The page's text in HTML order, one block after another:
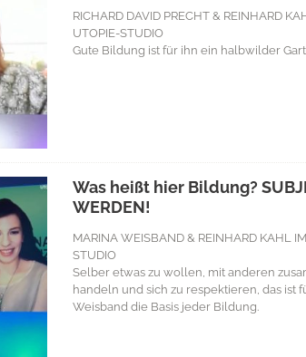
RICHARD DAVID PRECHT & REINHARD
UTOPIE-STUDIO
Gute Bildung ist für ihn ein halbwilder
Was heißt hier Bildung?
WERDEN!
MARINA WEISBAND & REINHARD KAHL
STUDIO
Selber etwas zu wollen, mit anderen
handeln und sich zu respektieren, das ist
Weisband die Basis jeder Bildung.